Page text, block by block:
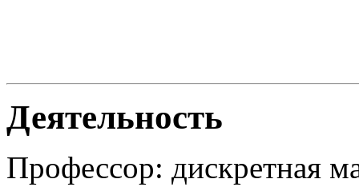
Деятельность
Профессор: дискретная